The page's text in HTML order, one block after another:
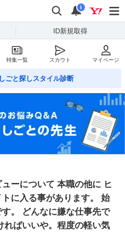
しごとカタログ
検索
通知
i
ID新規取得
特集一覧 スカウト マイページ
ごと探しスタイル診断
ーについて 本職の他に ヒ
に入る事があります。 始
。 どんなに嫌な仕事先で
ればいいや。程度の軽い気